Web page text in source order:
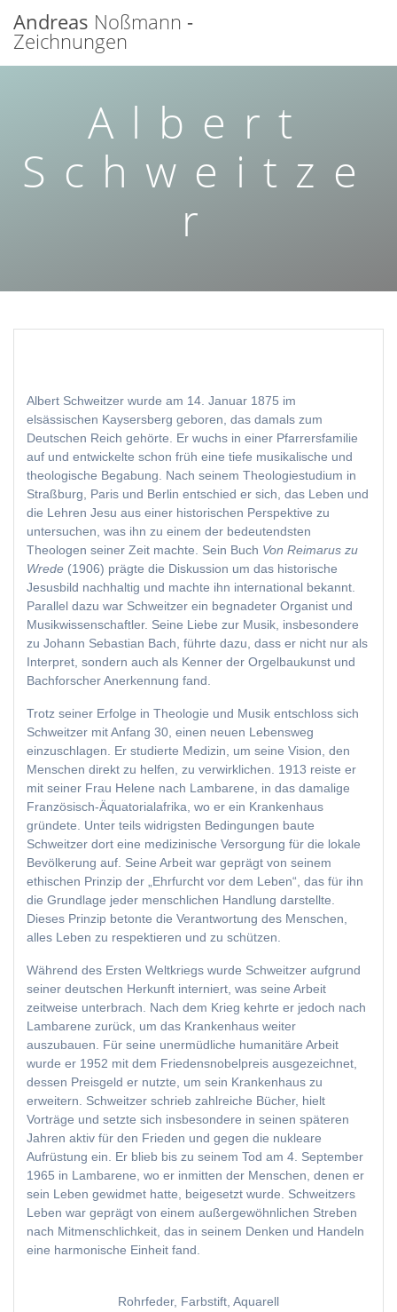
Andreas Noßmann -
Zeichnungen
Albert
Schweitze
r
Albert Schweitzer wurde am 14. Januar 1875 im
elsässischen Kaysersberg geboren, das damals zum
Deutschen Reich gehörte. Er wuchs in einer Pfarrersfamilie
auf und entwickelte schon früh eine tiefe musikalische und
theologische Begabung. Nach seinem Theologiestudium in
Straßburg, Paris und Berlin entschied er sich, das Leben und
die Lehren Jesu aus einer historischen Perspektive zu
untersuchen, was ihn zu einem der bedeutendsten
Theologen seiner Zeit machte. Sein Buch Von Reimarus zu
Wrede (1906) prägte die Diskussion um das historische
Jesusbild nachhaltig und machte ihn international bekannt.
Parallel dazu war Schweitzer ein begnadeter Organist und
Musikwissenschaftler. Seine Liebe zur Musik, insbesondere
zu Johann Sebastian Bach, führte dazu, dass er nicht nur als
Interpret, sondern auch als Kenner der Orgelbaukunst und
Bachforscher Anerkennung fand.
Trotz seiner Erfolge in Theologie und Musik entschloss sich
Schweitzer mit Anfang 30, einen neuen Lebensweg
einzuschlagen. Er studierte Medizin, um seine Vision, den
Menschen direkt zu helfen, zu verwirklichen. 1913 reiste er
mit seiner Frau Helene nach Lambarene, in das damalige
Französisch-Äquatorialafrika, wo er ein Krankenhaus
gründete. Unter teils widrigsten Bedingungen baute
Schweitzer dort eine medizinische Versorgung für die lokale
Bevölkerung auf. Seine Arbeit war geprägt von seinem
ethischen Prinzip der „Ehrfurcht vor dem Leben“, das für ihn
die Grundlage jeder menschlichen Handlung darstellte.
Dieses Prinzip betonte die Verantwortung des Menschen,
alles Leben zu respektieren und zu schützen.
Während des Ersten Weltkriegs wurde Schweitzer aufgrund
seiner deutschen Herkunft interniert, was seine Arbeit
zeitweise unterbrach. Nach dem Krieg kehrte er jedoch nach
Lambarene zurück, um das Krankenhaus weiter
auszubauen. Für seine unermüdliche humanitäre Arbeit
wurde er 1952 mit dem Friedensnobelpreis ausgezeichnet,
dessen Preisgeld er nutzte, um sein Krankenhaus zu
erweitern. Schweitzer schrieb zahlreiche Bücher, hielt
Vorträge und setzte sich insbesondere in seinen späteren
Jahren aktiv für den Frieden und gegen die nukleare
Aufrüstung ein. Er blieb bis zu seinem Tod am 4. September
1965 in Lambarene, wo er inmitten der Menschen, denen er
sein Leben gewidmet hatte, beigesetzt wurde. Schweitzers
Leben war geprägt von einem außergewöhnlichen Streben
nach Mitmenschlichkeit, das in seinem Denken und Handeln
eine harmonische Einheit fand.
Rohrfeder, Farbstift, Aquarell